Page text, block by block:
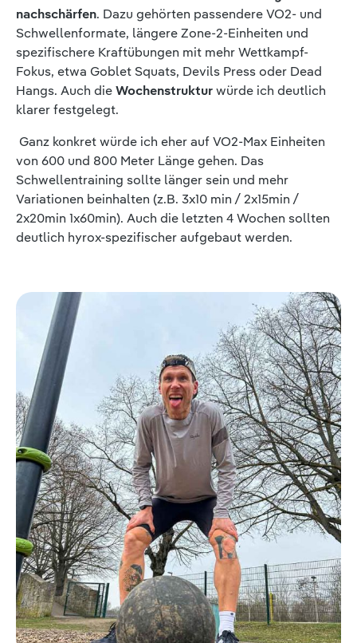
nachschärfen. Dazu gehörten passendere VO2- und
Schwellenformate, längere Zone-2-Einheiten und
spezifischere Kraftübungen mit mehr Wettkampf-
Fokus, etwa Goblet Squats, Devils Press oder Dead
Hangs. Auch dieWochenstrukturwürde ich deutlich
klarer festgelegt.
Ganz konkret würde ich eher auf VO2-Max Einheiten
von 600 und 800 Meter Länge gehen. Das
Schwellentraining sollte länger sein und mehr
Variationen beinhalten (z.B. 3x10 min / 2x15min /
2x20min 1x60min). Auch die letzten 4 Wochen sollten
deutlich hyrox-spezifischer aufgebaut werden.